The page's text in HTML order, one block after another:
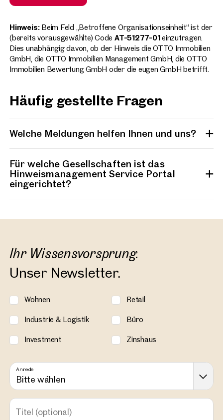
Hinweis:Beim Feld „Betroffene Organisationseinheit“ ist der
(bereits vorausgewählte) Code AT-51277-01einzutragen.
Dies unabhängig davon, ob der Hinweis die OTTO Immobilien
GmbH, die OTTO Immobilien Management GmbH, die OTTO
Immobilien Bewertung GmbH oder die eugen GmbH betrifft.
Häufig gestellte Fragen
Welche Meldungen helfen Ihnen und uns?
Für welche Gesellschaften ist das
Hinweismanagement Service Portal
eingerichtet?
Ihr Wissensvorsprung.
Unser Newsletter.
Wohnen Retail
Industrie & Logistik Büro
Investment Zinshaus
Anrede
Bitte wählen
Titel (optional)